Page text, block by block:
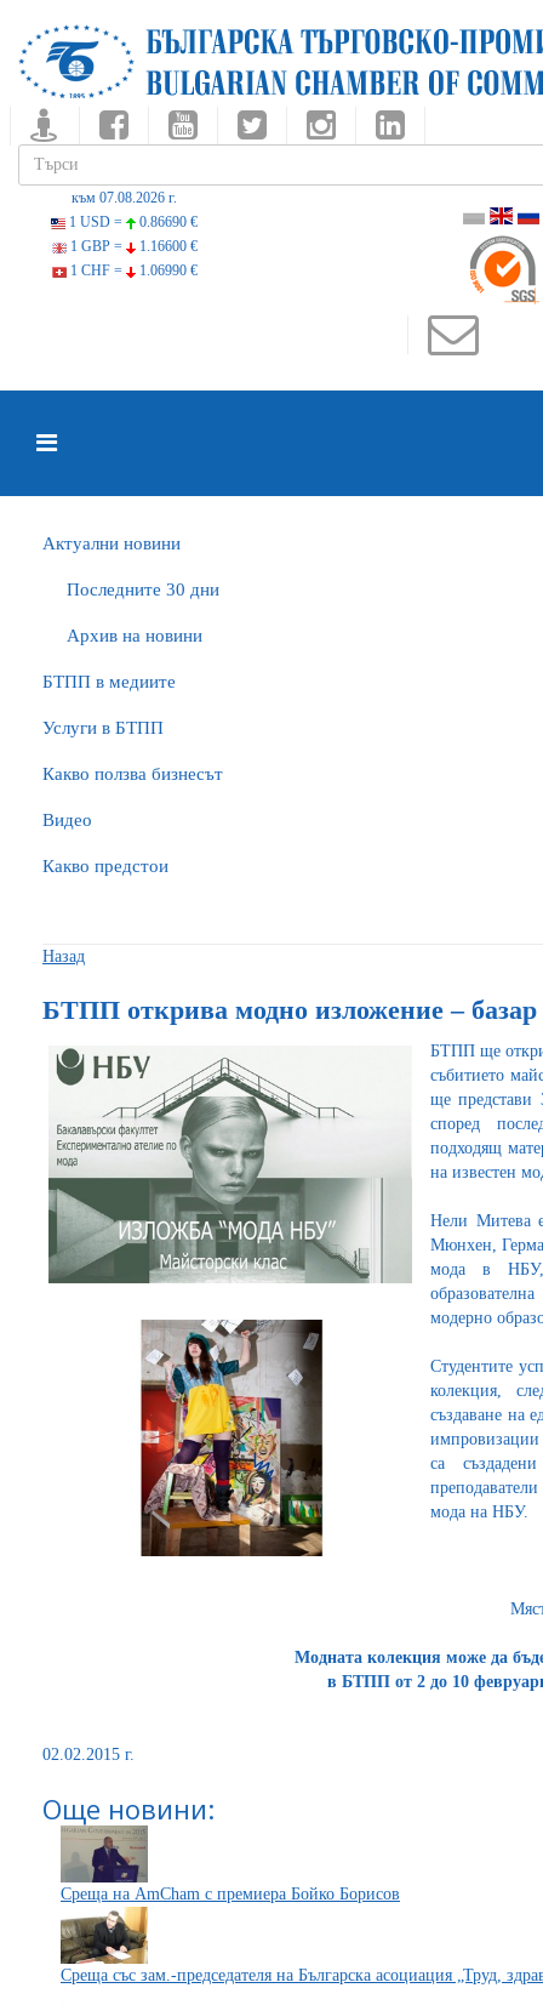
към 07.08.2026 г.
1 USD =
0.86690 €
1 GBP =
1.16600 €
1 CHF =
1.06990 €
Актуални новини
Последните 30 дни
Архив на новини
БTПП в медиите
Услуги в БТПП
Какво ползва бизнесът
Видео
Какво предстои
Назад
БТПП открива модно изложение –
БТПП ще
събитието
ще представи
според
подходящ
на известен
Нели Митева
Мюнхен,
мода в НБУ,
модерно
Студентите
колекция,
създаване на
са
мода на НБУ.
Модната колекция може да
в БТПП от 2 до 10
02.02.2015 г.
Още новини:
Среща на AmCham с премиера Бойко Борисов
Среща със зам.-председателя на Българска асоциация „Труд,